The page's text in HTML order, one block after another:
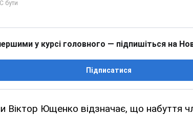
у курсі головного — підпишіться на
Підписатися
Віктор Ющенко відзначає, що набуття